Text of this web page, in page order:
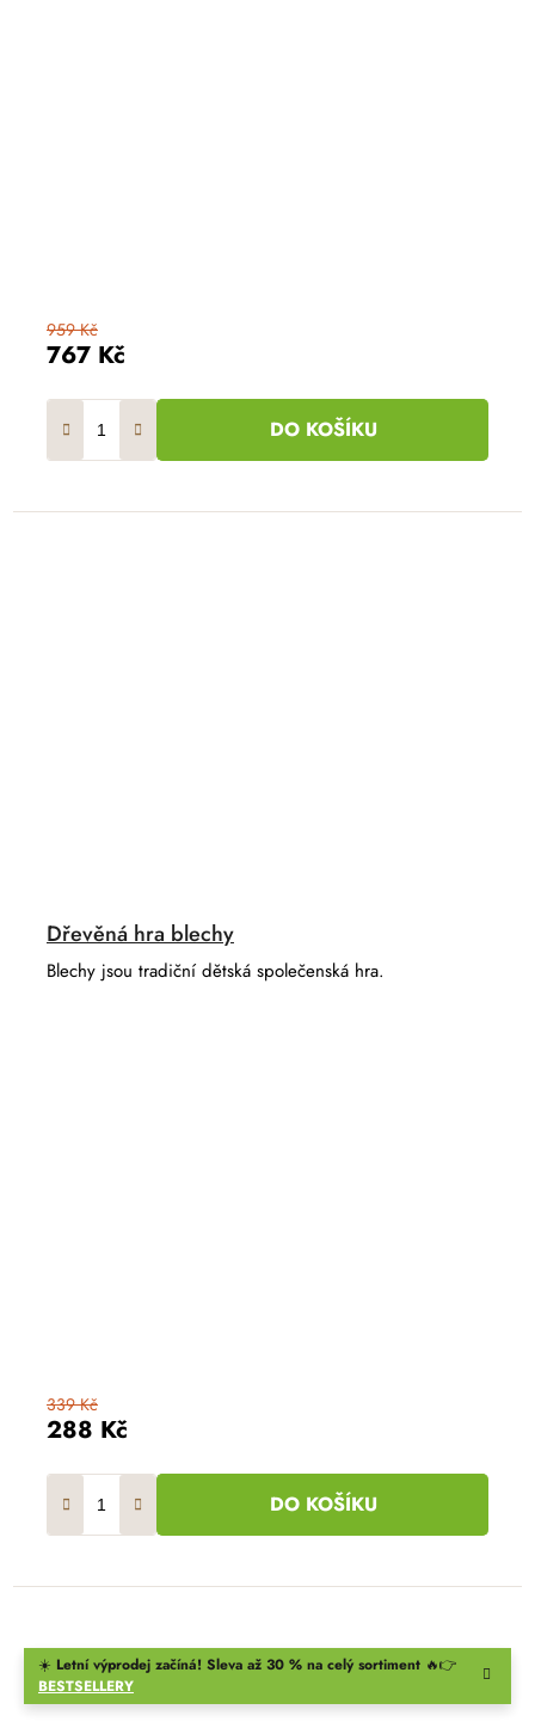
☀️ Letní výprodej začíná! Sleva až 30 % na celý sortiment 🔥👉
BESTSELLERY
767 Kč
959 Kč
DO KOŠÍKU
Dřevěná hra blechy
288 Kč
339 Kč
DO KOŠÍKU
Blechy jsou tradiční dětská společenská hra.